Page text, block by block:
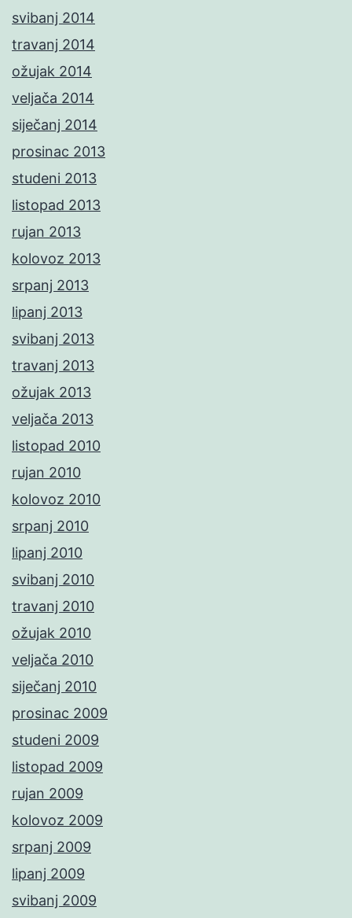
svibanj 2014
travanj 2014
ožujak 2014
veljača 2014
siječanj 2014
prosinac 2013
studeni 2013
listopad 2013
rujan 2013
kolovoz 2013
srpanj 2013
lipanj 2013
svibanj 2013
travanj 2013
ožujak 2013
veljača 2013
listopad 2010
rujan 2010
kolovoz 2010
srpanj 2010
lipanj 2010
svibanj 2010
travanj 2010
ožujak 2010
veljača 2010
siječanj 2010
prosinac 2009
studeni 2009
listopad 2009
rujan 2009
kolovoz 2009
srpanj 2009
lipanj 2009
svibanj 2009